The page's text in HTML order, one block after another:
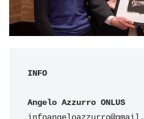
INFO
Angelo Azzurro ONLUS